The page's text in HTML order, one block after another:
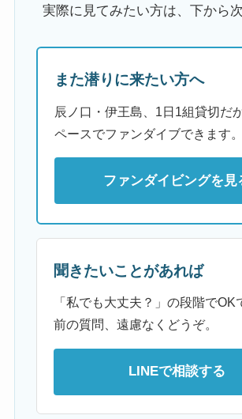
実際に見てみたい方は、下から次
また潜りに来たい方へ
辰ノ口・伊王島、1日1組貸切だ
ペースでファンダイブできます。
ファンダイビングを見
聞きたいことがあれば
「私でも大丈夫？」の段階でOK
前の質問、遠慮なくどうぞ。
LINEで相談する